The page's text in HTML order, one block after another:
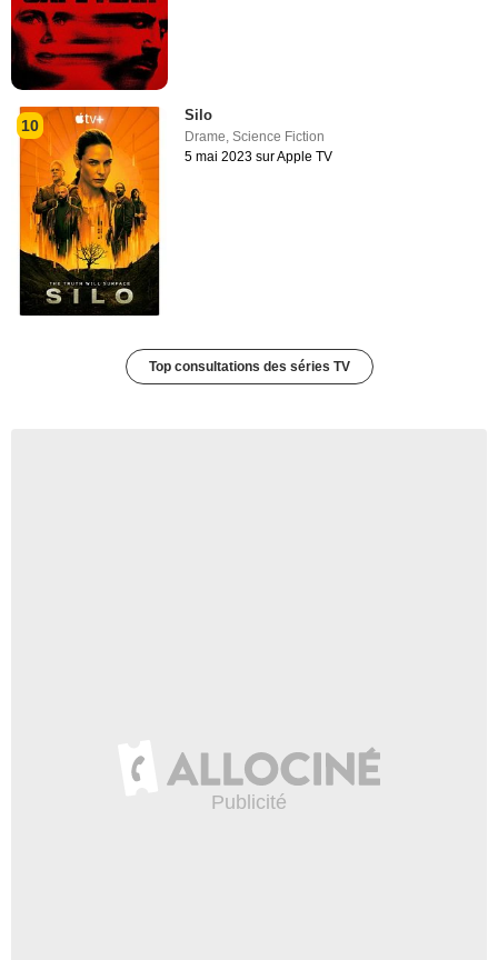
10
Silo
Drame,Science Fiction
5 mai 2023 sur Apple TV
Top consultations des séries TV